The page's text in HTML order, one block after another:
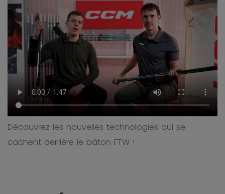
Découvrez les nouvelles technologies qui se
cachent derrière le bâton FTW !